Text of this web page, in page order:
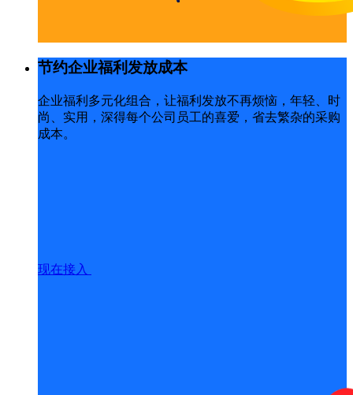
节约企业福利发放成本
企业福利多元化组合，让福利发放不再烦恼，年轻、时
尚、实用，深得每个公司员工的喜爱，省去繁杂的采购
成本。
现在接入